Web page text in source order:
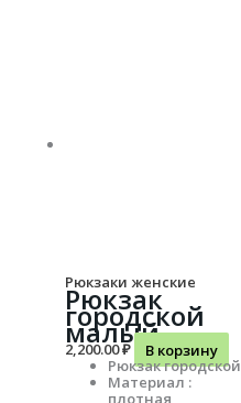
Рюкзаки женские
Рюкзак
городской
малый
2,200.00₽
В корзину
Рюкзак городской
Материал :
плотная